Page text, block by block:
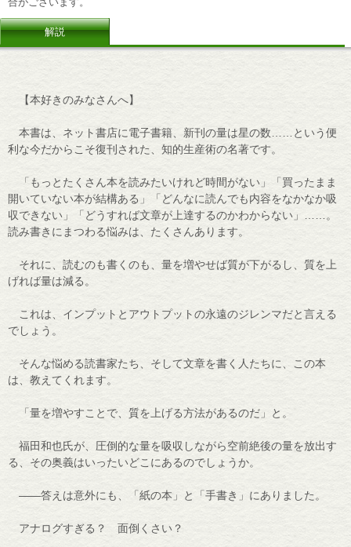
解説
【本好きのみなさんへ】
本書は、ネット書店に電子書籍、新刊の量は星の数……という便
利な今だからこそ復刊された、知的生産術の名著です。
「もっとたくさん本を読みたいけれど時間がない」「買ったまま
開いていない本が結構ある」「どんなに読んでも内容をなかなか吸
収できない」「どうすれば文章が上達するのかわからない」……。
読み書きにまつわる悩みは、たくさんあります。
それに、読むのも書くのも、量を増やせば質が下がるし、質を上
げれば量は減る。
これは、インプットとアウトプットの永遠のジレンマだと言える
でしょう。
そんな悩める読書家たち、そして文章を書く人たちに、この本
は、教えてくれます。
「量を増やすことで、質を上げる方法があるのだ」と。
福田和也氏が、圧倒的な量を吸収しながら空前絶後の量を放出す
る、その奥義はいったいどこにあるのでしょうか。
――答えは意外にも、「紙の本」と「手書き」にありました。
アナログすぎる？ 面倒くさい？